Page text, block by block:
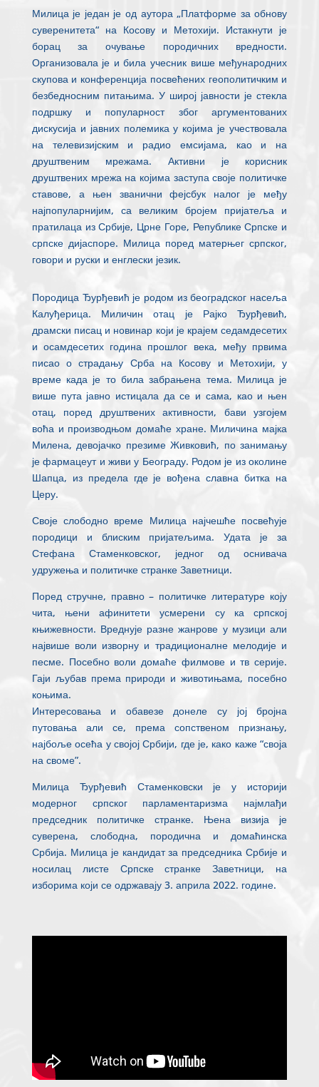
Милица је један је од аутора „Платформе за обнову
суверенитета“ на Косову и Метохији. Истакнути је
борац за очување породичних вредности.
Организовала је и била учесник више међународних
скупова и конференција посвећених геополитичким и
безбедносним питањима. У широј јавности је стекла
подршку и популарност због аргументованих
дискусија и јавних полемика у којима је учествовала
на телевизијским и радио емсијама, као и на
друштвеним мрежама. Активни је корисник
друштвених мрежа на којима заступа своје политичке
ставове, а њен званични фејсбук налог је међу
најпопуларнијим, са великим бројем пријатеља и
пратилаца из Србије, Црне Горе, Републике Српске и
српске дијаспоре. Милица поред матерњег српског,
говори и руски и енглески језик.
Породица Ђурђевић је родом из београдског насеља
Калуђерица. Миличин отац је Рајко Ђурђевић,
драмски писац и новинар који је крајем седамдесетих
и осамдесетих година прошлог века, међу првима
писао о страдању Срба на Косову и Метохији, у
време када је то била забрањена тема. Милица је
више пута јавно истицала да се и сама, као и њен
отац, поред друштвених активности, бави узгојем
воћа и производњом домаће хране. Миличина мајка
Милена, девојачко презиме Живковић, по занимању
је фармацеут и живи у Београду. Родом је из околине
Шапца, из предела где је вођена славна битка на
Церу.
Своје слободно време Милица најчешће посвећује
породици и блиским пријатељима. Удата је за
Стефана Стаменковског, једног од оснивача
удружења и политичке странке Заветници.
Поред стручне, правно – политичке литературе коју
чита, њени афинитети усмерени су ка српској
књижевности. Вреднује разне жанрове у музици али
највише воли изворну и традиционалне мелодије и
песме. Посебно воли домаће филмове и тв серије.
Гаји љубав према природи и животињама, посебно
коњима.
Интересовања и обавезе донеле су јој бројна
путовања али се, према сопственом признању,
најбоље осећа у својој Србији, где је, како каже “своја
на своме”.
Милица Ђурђевић Стаменковски је у историји
модерног српског парламентаризма најмлађи
председник политичке странке. Њена визија је
суверена, слободна, породична и домаћинска
Србија. Милица је кандидат за председника Србије и
носилац листе Српске странке Заветници, на
изборима који се одржавају 3. априла 2022. године.